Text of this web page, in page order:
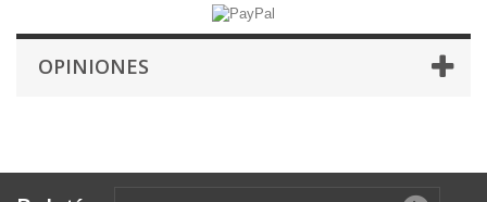
OPINIONES